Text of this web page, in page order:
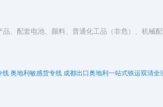
、配套电池、颜料、普通化工品（非危）、机械配
线奥地利敏感货专线 成都出口奥地利一站式铁运双清全